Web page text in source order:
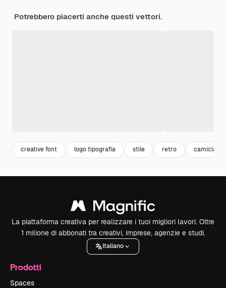
Potrebbero piacerti anche questi vettori.
creative font logo tipografia stile retro camicia
La piattaforma creativa per realizzare i tuoi migliori lavori. Oltre
1 milione di abbonati tra creativi, imprese, agenzie e studi.
Italiano
Prodotti
Spaces